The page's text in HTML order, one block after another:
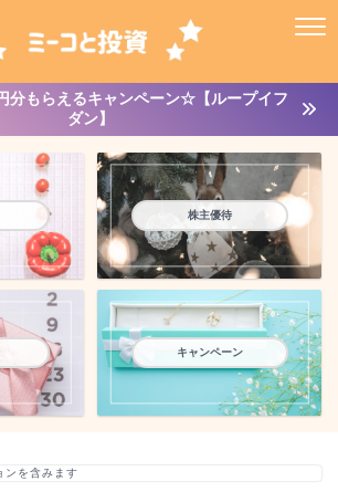
分もらえるキャンペーン☆【ループイフ
ダン】
株主優待
キャンペーン
ンを含みます